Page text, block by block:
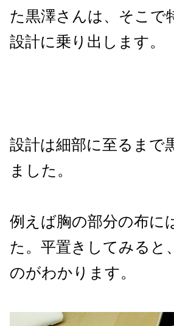
た黒澤さんは、そこで
設計に乗り出します。
設計は細部に至るまで
ました。
例えば胸の部分の布に
た。平置きしてみると
のがわかります。